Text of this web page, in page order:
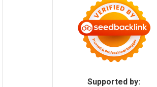
Supported by: